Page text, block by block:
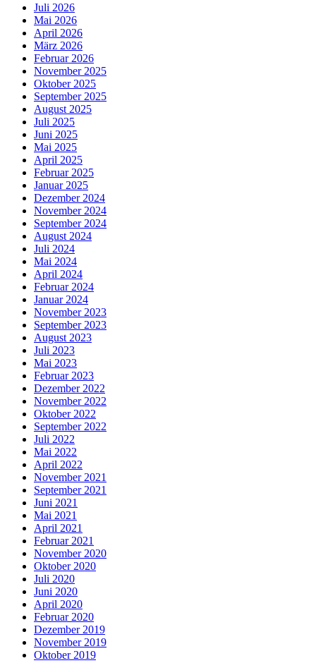
Juli 2026
Mai 2026
April 2026
März 2026
Februar 2026
November 2025
Oktober 2025
September 2025
August 2025
Juli 2025
Juni 2025
Mai 2025
April 2025
Februar 2025
Januar 2025
Dezember 2024
November 2024
September 2024
August 2024
Juli 2024
Mai 2024
April 2024
Februar 2024
Januar 2024
November 2023
September 2023
August 2023
Juli 2023
Mai 2023
Februar 2023
Dezember 2022
November 2022
Oktober 2022
September 2022
Juli 2022
Mai 2022
April 2022
November 2021
September 2021
Juni 2021
Mai 2021
April 2021
Februar 2021
November 2020
Oktober 2020
Juli 2020
Juni 2020
April 2020
Februar 2020
Dezember 2019
November 2019
Oktober 2019